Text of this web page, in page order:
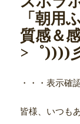
「朝用
質感＆
>゜))))
・・・表示確
皆様、いつも